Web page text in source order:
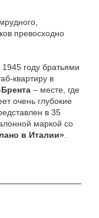
превосходно
1945 году братьями
квартиру в
– месте, где
очень глубокие
в 35
маркой со
в Италии»